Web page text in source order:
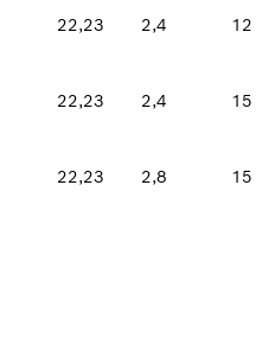
22,23 2,4 12
22,23 2,4 15
22,23 2,8 15